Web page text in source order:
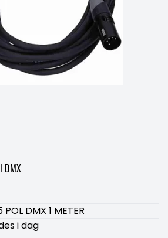
DMX
POL DMX 1 METER
i dag